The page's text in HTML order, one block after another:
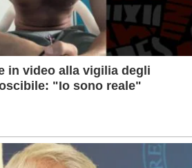
in video alla vigilia degli
"Io sono reale"